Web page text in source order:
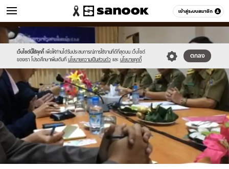
เข้าสู่ระบบสมาชิก
ข่าว หมวดอื่นๆ
เว็บไซต์นี้ใช้คุกกี้ เพื่อให้ท่านได้รับประสบการณ์การใช้งานที่ดีที่สุดบน เว็บไซต์
ของเรา โปรดศึกษาเพิ่มเติมที่ นโยบายความเป็นส่วนตัว และ นโยบายคุกกี้
ตกลง
Sanook
//s.isanook.com/sr/0/images/logo-
new-
sanook.png
600
60
//s.isanook.com/ns/0/ud/373/1866210/646165-
01.jpg